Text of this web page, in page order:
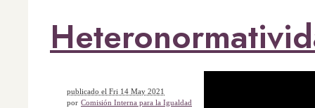
publicado el Fri 14 May 2021
por Comisión Interna para la Igualdad